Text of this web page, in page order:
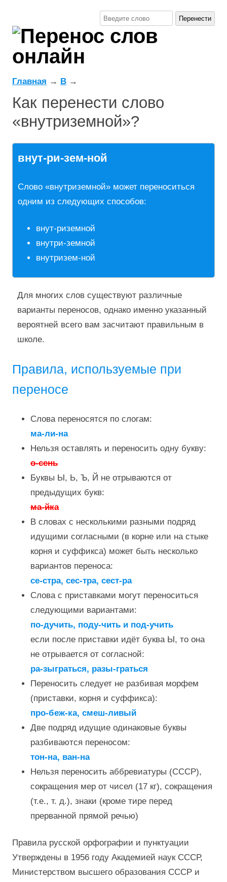
Главная → В →
Как перенести слово
«внутриземной»?
внут-ри-зем-ной
Слово «внутриземной» может переноситься
одним из следующих способов:
внут-риземной
внутри-земной
внутризем-ной
Для многих слов существуют различные
варианты переносов, однако именно указанный
вероятней всего вам засчитают правильным в
школе.
Правила, используемые при
переносе
Слова переносятся по слогам:
ма-ли-на
Нельзя оставлять и переносить одну букву:
о-сень
Буквы Ы, Ь, Ъ, Й не отрываются от
предыдущих букв:
ма-йка
В словах с несколькими разными подряд
идущими согласными (в корне или на стыке
корня и суффикса) может быть несколько
вариантов переноса:
се-стра, сес-тра, сест-ра
Слова с приставками могут переноситься
следующими вариантами:
по-дучить, поду-чить и под-учить
если после приставки идёт буква Ы, то она
не отрывается от согласной:
ра-зыграться, разы-граться
Переносить следует не разбивая морфем
(приставки, корня и суффикса):
про-беж-ка, смеш-ливый
Две подряд идущие одинаковые буквы
разбиваются переносом:
тон-на, ван-на
Нельзя переносить аббревиатуры (СССР),
сокращения мер от чисел (17 кг), сокращения
(т.е., т. д.), знаки (кроме тире перед
прерванной прямой речью)
Правила русской орфографии и пунктуации
Утверждены в 1956 году Академией наук СССР,
Министерством высшего образования СССР и